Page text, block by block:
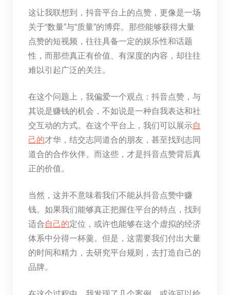
这让我联想到，抖音平台上的点赞，更像是一场
关于“数量”与“质量”的博弈。那些能够获得大量
点赞的短视频，往往具备一定的娱乐性和话题
性，而那些真正有价值、有深度的内容，却往往
难以引起广泛的关注。
在这个问题上，我偏爱一个观点：抖音点赞，与
其说是赚钱的机会，不如说是一种自我表达和社
交互动的方式。在这个平台上，我们可以展示自
己的才华，结交志同道合的朋友，甚至找到志同
道合的合作伙伴。而这些，才是抖音点赞背后真
正的价值。
当然，这并不意味着我们不能从抖音点赞中赚
钱。如果我们能够真正把握住平台的特点，找到
适合自己的定位，或许也能够在这个虚拟的经济
体系中分得一杯羹。但是，这需要我们付出大量
的时间和精力，去研究平台规则，去打造自己的
品牌。